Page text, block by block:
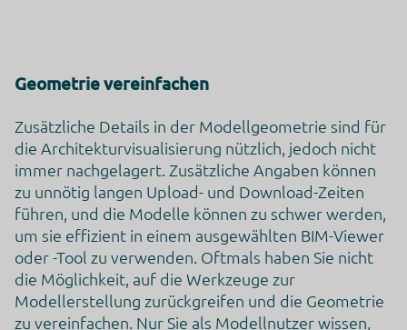
Geometrie vereinfachen
Zusätzliche Details in der Modellgeometrie sind für
die Architekturvisualisierung nützlich, jedoch nicht
immer nachgelagert. Zusätzliche Angaben können
zu unnötig langen Upload- und Download-Zeiten
führen, und die Modelle können zu schwer werden,
um sie effizient in einem ausgewählten BIM-Viewer
oder -Tool zu verwenden. Oftmals haben Sie nicht
die Möglichkeit, auf die Werkzeuge zur
Modellerstellung zurückgreifen und die Geometrie
zu vereinfachen. Nur Sie als Modellnutzer wissen,